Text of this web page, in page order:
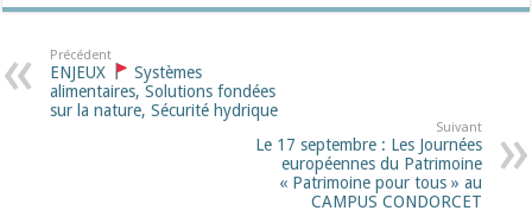
Précédent
ENJEUX
Systèmes
alimentaires, Solutions fondées
sur la nature, Sécurité hydrique
Suivant
Le 17 septembre : Les Journées
européennes du Patrimoine
« Patrimoine pour tous » au
CAMPUS CONDORCET